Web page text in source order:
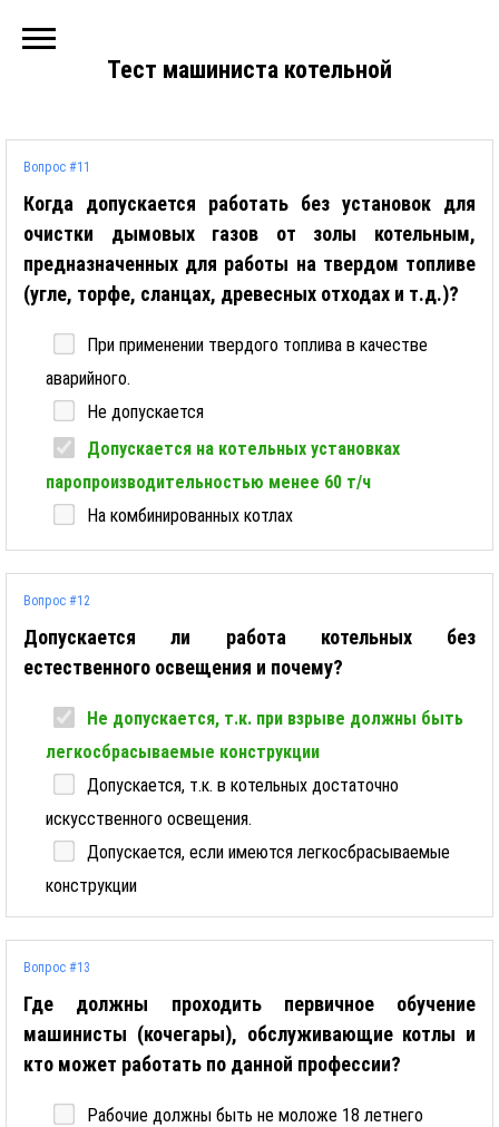
Тест машиниста котельной
Вопрос #11
Когда допускается работать без установок для
очистки дымовых газов от золы котельным,
предназначенных для работы на твердом топливе
(угле, торфе, сланцах, древесных отходах и т.д.)?
При применении твердого топлива в качестве
аварийного.
Не допускается
Допускается на котельных установках
паропроизводительностью менее 60 т/ч
На комбинированных котлах
Вопрос #12
Допускается ли работа котельных без
естественного освещения и почему?
Не допускается, т.к. при взрыве должны быть
легкосбрасываемые конструкции
Допускается, т.к. в котельных достаточно
искусственного освещения.
Допускается, если имеются легкосбрасываемые
конструкции
Вопрос #13
Где должны проходить первичное обучение
машинисты (кочегары), обслуживающие котлы и
кто может работать по данной профессии?
Рабочие должны быть не моложе 18 летнего